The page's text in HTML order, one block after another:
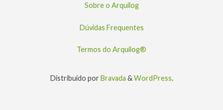
Sobre o Arquilog
Dúvidas Frequentes
Termos do Arquilog®
Distribuído por Bravada &WordPress.